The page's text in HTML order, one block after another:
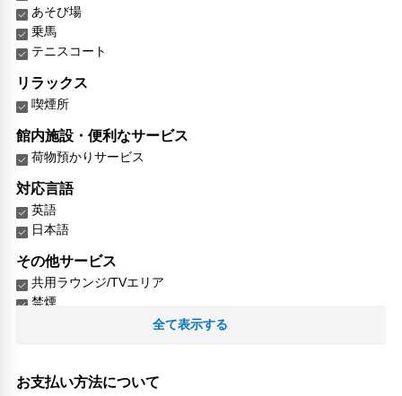
あそび場
乗馬
テニスコート
リラックス
喫煙所
館内施設・便利なサービス
荷物預かりサービス
対応言語
英語
日本語
その他サービス
共用ラウンジ/TVエリア
禁煙
チェックイン/チェックアウト（プライベート）
全て表示する
お支払い方法について